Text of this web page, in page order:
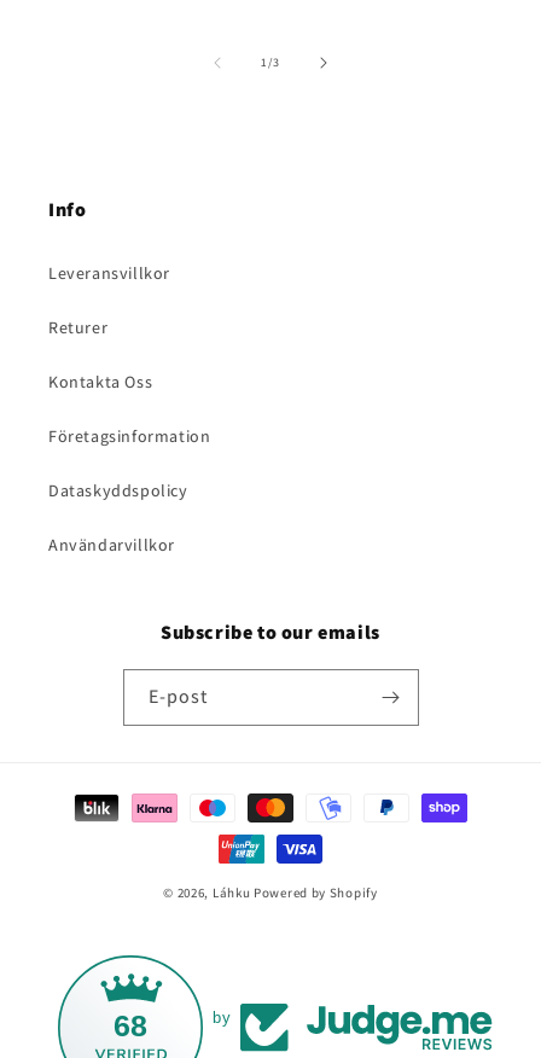
1/av
3
Info
Leveransvillkor
Returer
Kontakta Oss
Företagsinformation
Dataskyddspolicy
Användarvillkor
Subscribe to our emails
E-post
Betalningsmetoder
© 2026, Láhku Powered by Shopify
68 by